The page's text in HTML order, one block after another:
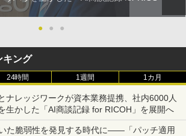
●
● ●
キング
24時間 1週間 1カ月
ナレッジワークが資本業務提携、社内6000人
生かした「AI商談記録 for RICOH」を展開へ
た脆弱性を発見する時代に――「パッチ適用